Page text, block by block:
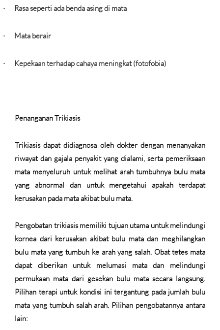
· Rasa seperti ada benda asing di mata
· Mata berair
· Kepekaan terhadap cahaya meningkat (fotofobia)
Penanganan Trikiasis
Trikiasis dapat didiagnosa oleh dokter dengan menanyakan
riwayat dan gajala penyakit yang dialami, serta pemeriksaan
mata menyeluruh untuk melihat arah tumbuhnya bulu mata
yang abnormal dan untuk mengetahui apakah terdapat
kerusakan pada mata akibat bulu mata.
Pengobatan trikiasis memiliki tujuan utama untuk melindungi
kornea dari kerusakan akibat bulu mata dan meghilangkan
bulu mata yang tumbuh ke arah yang salah. Obat tetes mata
dapat diberikan untuk melumasi mata dan melindungi
permukaan mata dari gesekan bulu mata secara langsung.
Pilihan terapi untuk kondisi ini tergantung pada jumlah bulu
mata yang tumbuh salah arah. Pilihan pengobatannya antara
lain: